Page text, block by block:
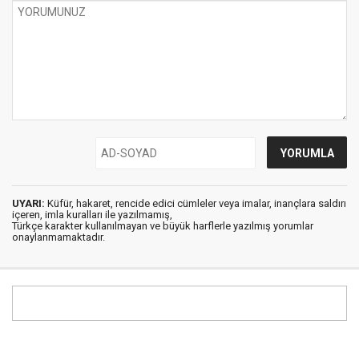
UYARI: Küfür, hakaret, rencide edici cümleler veya imalar, inançlara saldırı
içeren, imla kuralları ile yazılmamış,
Türkçe karakter kullanılmayan ve büyük harflerle yazılmış yorumlar
onaylanmamaktadır.